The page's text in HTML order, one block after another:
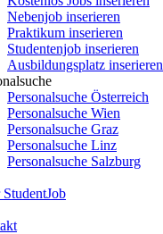
Nebenjob inserieren
Praktikum inserieren
Studentenjob inserieren
Ausbildungsplatz inserieren
Personalsuche Österreich
Personalsuche Wien
Personalsuche Graz
Personalsuche Linz
Personalsuche Salzburg